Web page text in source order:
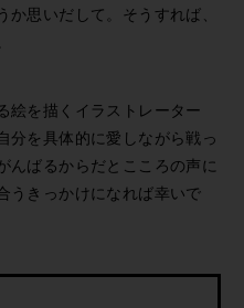
思いだして。そうすれば、
絵を描くイラストレーター
分を具体的に愛しながら戦っ
んばるからだとこころの声に
うきっかけになれば幸いで